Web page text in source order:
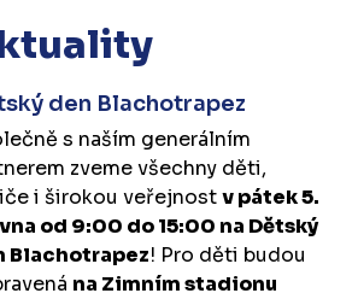
den Blachotrapez
s naším generálním
zveme všechny děti,
i širokou veřejnostv pátek 5.
od 9:00 do 15:00 na Dětský
Blachotrapez! Pro děti budou
na Zimním stadionu